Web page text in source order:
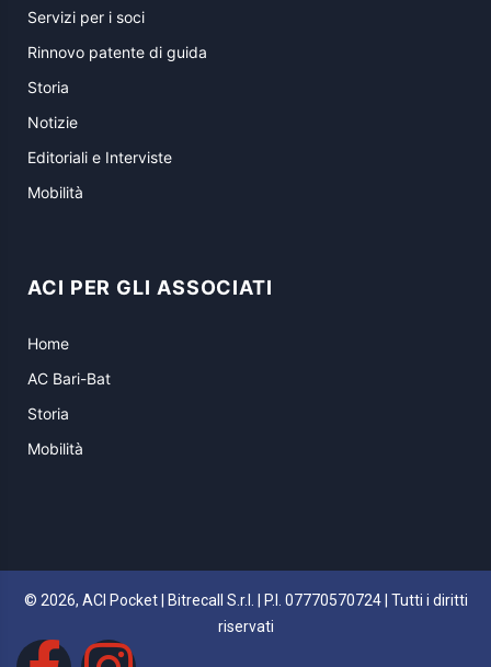
Servizi per i soci
Rinnovo patente di guida
Storia
Notizie
Editoriali e Interviste
Mobilità
ACI PER GLI ASSOCIATI
Home
AC Bari-Bat
Storia
Mobilità
© 2026, ACI Pocket | Bitrecall S.r.l. | P.I. 07770570724 | Tutti i diritti
riservati